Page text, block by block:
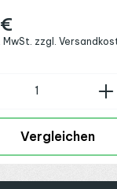
Wert
MwSt. zzgl.
Anzahl:
Vergleichen